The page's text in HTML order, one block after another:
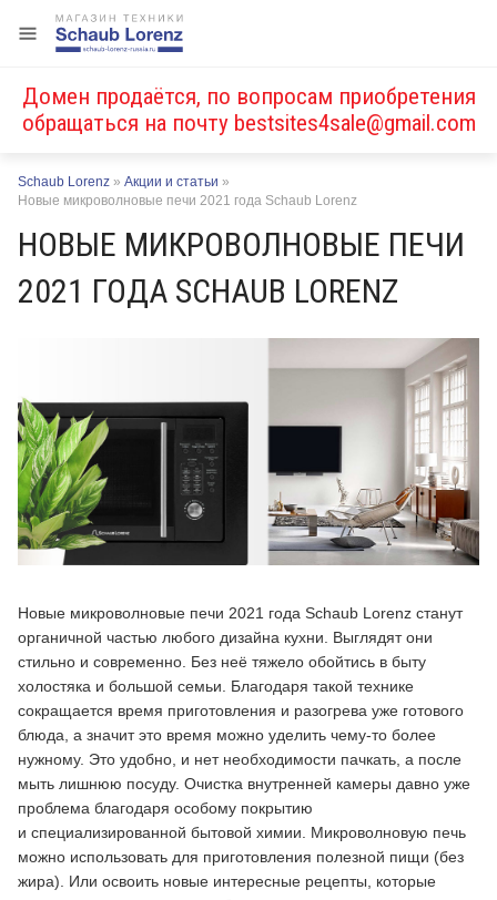
Домен продаётся, по вопросам приобретения
обращаться на почту bestsites4sale@gmail.com
Schaub Lorenz » Акции и статьи »
Новые микроволновые печи 2021 года Schaub Lorenz
НОВЫЕ МИКРОВОЛНОВЫЕ ПЕЧИ
2021 ГОДА SCHAUB LORENZ
Новые микроволновые печи 2021 года Schaub Lorenz станут
органичной частью любого дизайна кухни. Выглядят они
стильно и современно. Без неё тяжело обойтись в быту
холостяка и большой семьи. Благодаря такой технике
сокращается время приготовления и разогрева уже готового
блюда, а значит это время можно уделить чему-то более
нужному. Это удобно, и нет необходимости пачкать, а после
мыть лишнюю посуду. Очистка внутренней камеры давно уже
проблема благодаря особому покрытию
и специализированной бытовой химии. Микроволновую печь
можно использовать для приготовления полезной пищи (без
жира). Или освоить новые интересные рецепты, которые